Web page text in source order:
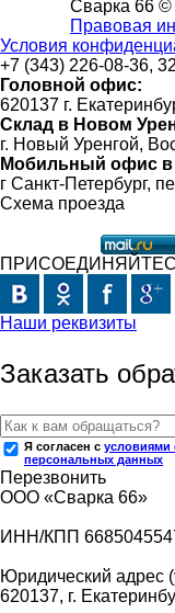
Сварка 66 ©
Правовая
Условия
+7 (343) 226-08-36,
Головной офис:
620137 г.
Склад в Новом
г. Новый Уренгой,
Мобильный офис в
г Санкт-Петербург,
Схема проезда
Наши реквизиты
Заказать
Я согласен с условиями
персональных данных
Перезвонить
ООО «Сварка 66»
ИНН/КПП
Юридический адрес
620137, г.